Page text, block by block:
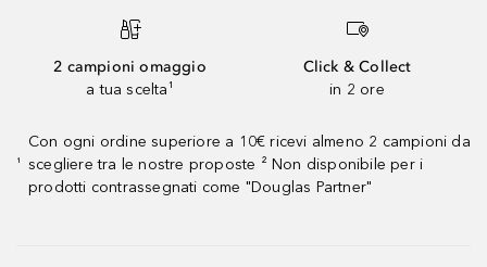
2 campioni omaggio
a tua scelta¹
Click & Collect
in 2 ore
¹
Con ogni ordine superiore a 10€ ricevi almeno 2 campioni da
scegliere tra le nostre proposte ² Non disponibile per i
prodotti contrassegnati come "Douglas Partner"